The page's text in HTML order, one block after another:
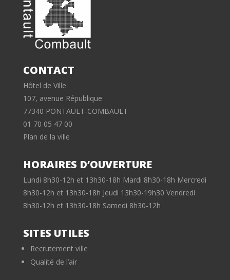
CONTACT
Hôtel de Ville
107, avenue République
77340 PONTAULT-COMBAULT
01 70 05 47 00
Plan de la ville
HORAIRES D’OUVERTURE
Lundi 8h30-12h et 13h30-18h Mardi 8h30-18h Mercredi
8h30-12h et 13h30-18h Jeudi 13h30-19h30 Vendredi
8h30-12h et 13h30-18h Samedi 8h30-12h
SITES UTILES
Recrutement ville
Qualité de l’air